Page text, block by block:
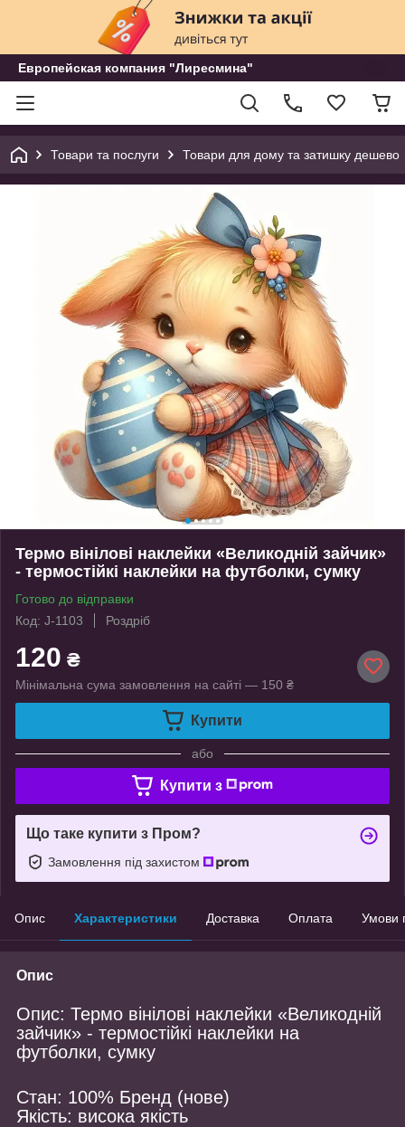
Европейская компания "Лиресмина"
Товари та послуги Товари для дому та затишку дешево
Термо вінілові наклейки «Великодній зайчик»
- термостійкі наклейки на футболки, сумку
Готово до відправки
Код: J-1103
Роздріб
120 ₴
Мінімальна сума замовлення на сайті — 150 ₴
Купити
або
Купити з
Що таке купити з Пром?
Замовлення під захистом
Опис Характеристики Доставка Оплата Умови
Опис
Опис: Термо вінілові наклейки «Великодній
зайчик» - термостійкі наклейки на
футболки, сумку
Стан: 100% Бренд (нове)
Якість: висока якість